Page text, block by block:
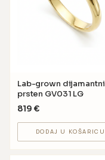
Lab-grown dijamantni
prsten GV031 LG
819 €
DODAJ U KOŠARICU